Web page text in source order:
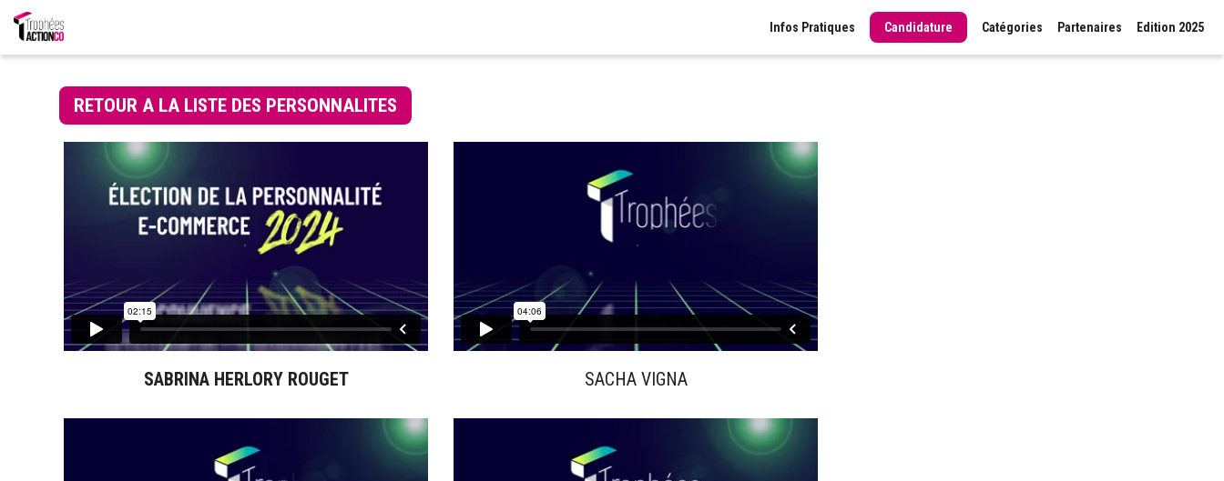
Infos Pratiques Candidature Catégories Partenaires Edition 2025
RETOUR A LA LISTE DES PERSONNALITES
SABRINA HERLORY ROUGET SACHA VIGNA